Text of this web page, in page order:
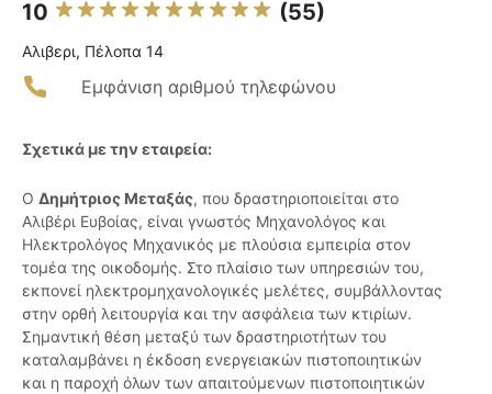
10 (55)
Αλιβερι, Πέλοπα 14
Εμφάνιση αριθμού τηλεφώνου
Σχετικά με την εταιρεία:
Ο Δημήτριος Μεταξάς, που δραστηριοποιείται στο
Αλιβέρι Ευβοίας, είναι γνωστός Μηχανολόγος και
Ηλεκτρολόγος Μηχανικός με πλούσια εμπειρία στον
τομέα της οικοδομής. Στο πλαίσιο των υπηρεσιών του,
εκπονεί ηλεκτρομηχανολογικές μελέτες, συμβάλλοντας
στην ορθή λειτουργία και την ασφάλεια των κτιρίων.
Σημαντική θέση μεταξύ των δραστηριοτήτων του
καταλαμβάνει η έκδοση ενεργειακών πιστοποιητικών
και η παροχή όλων των απαιτούμενων πιστοποιητικών